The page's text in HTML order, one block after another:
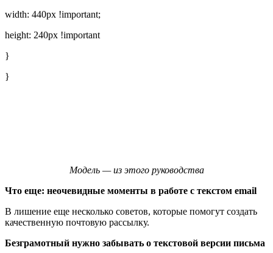
width: 440px !important;
height: 240px !important
}
}
Модель — из этого руководства
Что еще: неочевидные моменты в работе с текстом email
В лишение еще несколько советов, которые помогут создать
качественную почтовую рассылку.
Безграмотный нужно забывать о текстовой версии письма